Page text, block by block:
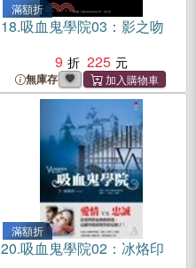
滿額折
18.吸血鬼學院03：影之吻
9
225
無庫存
滿額折
20.吸血鬼學院02：冰烙印